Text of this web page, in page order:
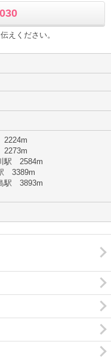
えください。
駅 2584m
3389m
駅 3893m